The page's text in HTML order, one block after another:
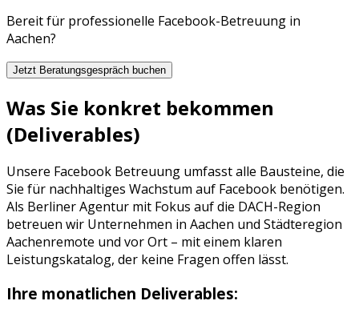
Bereit für professionelle Facebook-Betreuung in
Aachen?
Jetzt Beratungsgespräch buchen
Was Sie konkret bekommen
(Deliverables)
Unsere Facebook Betreuung umfasst alle Bausteine, die
Sie für nachhaltiges Wachstum auf Facebook benötigen.
Als Berliner Agentur mit Fokus auf die DACH-Region
betreuen wir Unternehmen in Aachen und Städteregion
Aachenremote und vor Ort – mit einem klaren
Leistungskatalog, der keine Fragen offen lässt.
Ihre monatlichen Deliverables: